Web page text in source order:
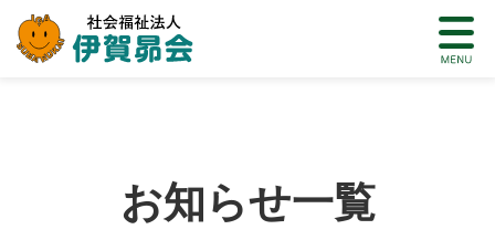
お知らせ一覧